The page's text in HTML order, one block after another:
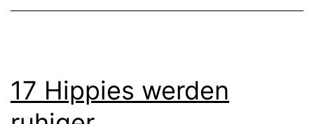
17 Hippies werden